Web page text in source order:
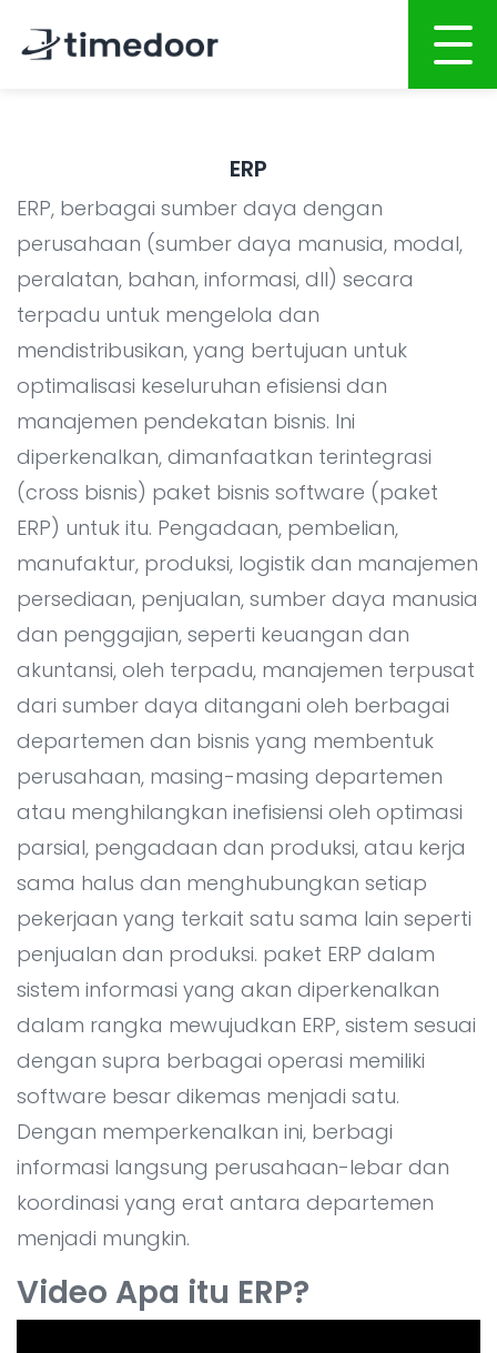
Layanan
PENGEMBANGAN BERBASIS AI
Pengembangan Aplikasi Mobile
Pengembangan Sistem
Integrasi Sistem AI
Semua Layanan Development
Portofolio
Karir
CSR
Blog
ERP
ERP, berbagai sumber daya dengan
perusahaan (sumber daya manusia, modal,
peralatan, bahan, informasi, dll) secara
terpadu untuk mengelola dan
mendistribusikan, yang bertujuan untuk
optimalisasi keseluruhan efisiensi dan
manajemen pendekatan bisnis. Ini
diperkenalkan, dimanfaatkan terintegrasi
(cross bisnis) paket bisnis software (paket
ERP) untuk itu. Pengadaan, pembelian,
manufaktur, produksi, logistik dan manajemen
persediaan, penjualan, sumber daya manusia
dan penggajian, seperti keuangan dan
akuntansi, oleh terpadu, manajemen terpusat
dari sumber daya ditangani oleh berbagai
departemen dan bisnis yang membentuk
perusahaan, masing-masing departemen
atau menghilangkan inefisiensi oleh optimasi
parsial, pengadaan dan produksi, atau kerja
sama halus dan menghubungkan setiap
pekerjaan yang terkait satu sama lain seperti
penjualan dan produksi. paket ERP dalam
sistem informasi yang akan diperkenalkan
dalam rangka mewujudkan ERP, sistem sesuai
dengan supra berbagai operasi memiliki
software besar dikemas menjadi satu.
Dengan memperkenalkan ini, berbagi
informasi langsung perusahaan-lebar dan
koordinasi yang erat antara departemen
menjadi mungkin.
Video Apa itu ERP?